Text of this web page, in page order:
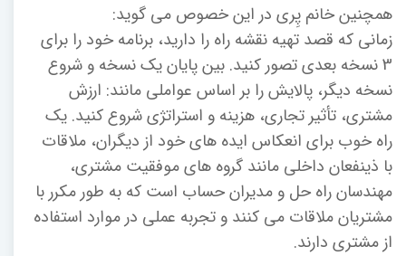
همچنین خانم پِری در این خصوص می گوید:
زمانی که قصد تهیه نقشه راه را دارید، برنامه خود را برای
3 نسخه بعدی تصور کنید. بین پایان یک نسخه و شروع
نسخه دیگر، پالایش را بر اساس عواملی مانند: ارزش
مشتری، تأثیر تجاری، هزینه و استراتژی شروع کنید. یک
راه خوب برای انعکاس ایده های خود از دیگران، ملاقات
با ذینفعان داخلی مانند گروه های موفقیت مشتری،
مهندسان راه حل و مدیران حساب است که به طور مکرر با
مشتریان ملاقات می کنند و تجربه عملی در موارد استفاده
از مشتری دارند.